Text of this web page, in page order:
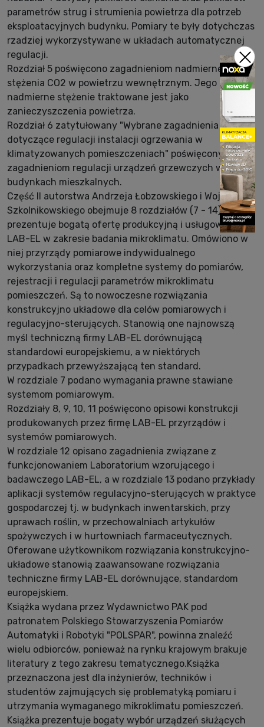
parametrów strug i strumienia powietrza dla potrzeb
eksploatacyjnych budynku. Pomiary te były dotychczas
rzadziej wykorzystywane w układach automatycznej
regulacji.
Rozdział 5 poświęcono zagadnieniom nadmiernego
stężenia CO2 w powietrzu wewnętrznym. Jego
nadmierne stężenie traktowane jest jako
zanieczyszczenia powietrza.
Rozdział 6 zatytułowany "Wybrane zagadnienia
dotyczące regulacji instalacji ogrzewania w
klimatyzowanych pomieszczeniach" poświęcony jest
zagadnieniom regulacji urządzeń grzewczych w
budynkach mieszkalnych.
Część II autorstwa Andrzeja Łobzowskiego i Wojciecha
Szkolnikowskiego obejmuje 8 rozdziałów (7 - 14) i
prezentuje bogatą ofertę produkcyjną i usługową firmy
LAB-EL w zakresie badania mikroklimatu. Omówiono w
niej przyrządy pomiarowe indywidualnego
wykorzystania oraz kompletne systemy do pomiarów,
rejestracji i regulacji parametrów mikroklimatu
pomieszczeń. Są to nowoczesne rozwiązania
konstrukcyjno układowe dla celów pomiarowych i
regulacyjno-sterujących. Stanowią one najnowszą
myśl techniczną firmy LAB-EL dorównującą
standardowi europejskiemu, a w niektórych
przypadkach przewyższającą ten standard.
W rozdziale 7 podano wymagania prawne stawiane
systemom pomiarowym.
Rozdziały 8, 9, 10, 11 poświęcono opisowi konstrukcji
produkowanych przez firmę LAB-EL przyrządów i
systemów pomiarowych.
W rozdziale 12 opisano zagadnienia związane z
funkcjonowaniem Laboratorium wzorującego i
badawczego LAB-EL, a w rozdziale 13 podano przykłady
aplikacji systemów regulacyjno-sterujących w praktyce
gospodarczej tj. w budynkach inwentarskich, przy
uprawach roślin, w przechowalniach artykułów
spożywczych i w hurtowniach farmaceutycznych.
Oferowane użytkownikom rozwiązania konstrukcyjno-
układowe stanowią zaawansowane rozwiązania
techniczne firmy LAB-EL dorównujące, standardom
europejskiem.
Książka wydana przez Wydawnictwo PAK pod
patronatem Polskiego Stowarzyszenia Pomiarów
Automatyki i Robotyki "POLSPAR", powinna znaleźć
wielu odbiorców, ponieważ na rynku krajowym brakuje
literatury z tego zakresu tematycznego.Książka
przeznaczona jest dla inżynierów, techników i
studentów zajmujących się problematyką pomiaru i
utrzymania wymaganego mikroklimatu pomieszczeń.
Książka prezentuje bogaty wybór urządzeń służących